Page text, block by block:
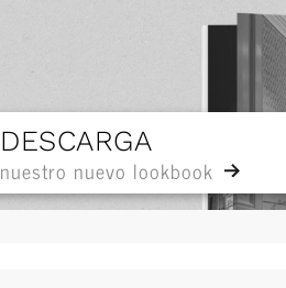
DESCARGA
nuestro nuevo lookbook